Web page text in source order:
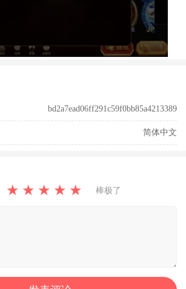
bd2a7ead06ff291c59f0bb85a4213389
简体中文
★ ★ ★ ★ ★ 棒极了